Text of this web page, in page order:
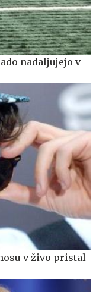
nadaljujejo v
v živo pristal